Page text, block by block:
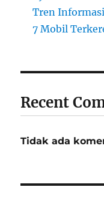
Tren
7 Mobil
Recent
Tidak ada